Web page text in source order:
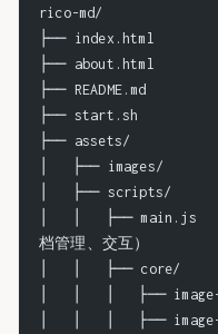
rico-md/
├── index.html
├── about.html
├── README.md
├── start.sh
├── assets/
│   ├── images/
│   ├── scripts/
│   │   ├── main.js
档管理、交互）
│   │   ├── core/
│   │   │   ├──
│   │   │   ├──